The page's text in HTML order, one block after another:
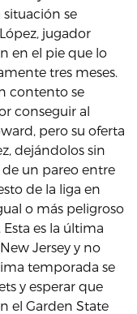
situación se
jugador
en el pie que lo
tres meses.
contento se
conseguir al
pero su oferta
dejándolos sin
un pareo entre
de la liga en
o más peligroso
es la última
Jersey y no
temporada se
y esperar que
el Garden State